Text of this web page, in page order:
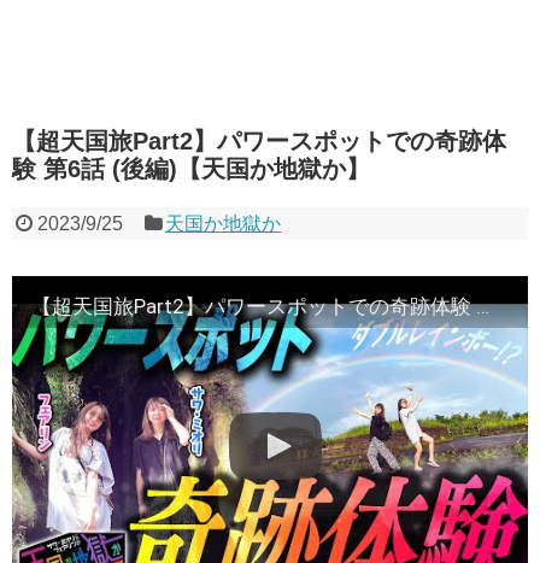
【超天国旅Part2】パワースポットでの奇跡体
験 第6話 (後編)【天国か地獄か】
2023/9/25 天国か地獄か
【超天国旅Part2】パワースポットでの奇跡体験 第6話 (後編)【天国か地獄か】[サワ・ミオリ] [フェアリン] @PSHGchannel @pachimagaslomaga ​